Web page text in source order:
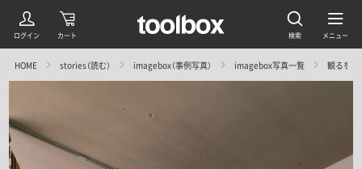
HOME stories（読む） imagebox（事例写真） imagebox写真一覧 観るを